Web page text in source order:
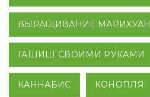
ВЫРАЩИВАНИЕ
ГАШИШ СВОИМИ РУКАМИ
КАННАБИС КОНОПЛЯ